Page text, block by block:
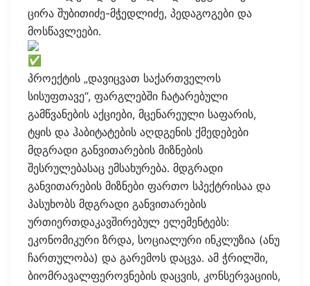
ცირა შუბითიძე-მჭედლიძე, პედაგოგები და
მოსწავლეები.
პროექტის „დავიცვათ საქართველოს
სისუფთავე“, ფარგლებში ჩატარებული
გამწვანების აქციები, მცენარეული საფარის,
ტყის და ჰაბიტატების აღდგენის ქმედებები
მდგრადი განვითარების მიზნების
შესრულებასაც ემსახურება. მდგრადი
განვითარების მიზნები ფართო სპექტრისაა და
პასუხობს მდგრადი განვითარების
ურთიერთდაკავშირებულ ელემენტებს:
ეკონომიკური ზრდა, სოციალური ინკლუზია (ანუ
ჩართულობა) და გარემოს დაცვა. ამ ჭრილში,
ბიომრავალფეროვნების დაცვის, კონსერვაციის,